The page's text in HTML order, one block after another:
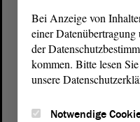
Bei Anzeige von
einer Datenübertragung
der
kommen. Bitte lesen
unsere
Notwendige